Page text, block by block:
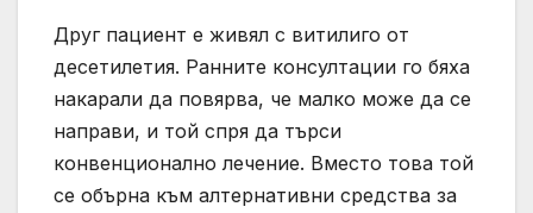
Друг пациент е живял с витилиго от
десетилетия. Ранните консултации го бяха
накарали да повярва, че малко може да се
направи, и той спря да търси
конвенционално лечение. Вместо това той
се обърна към алтернативни средства за